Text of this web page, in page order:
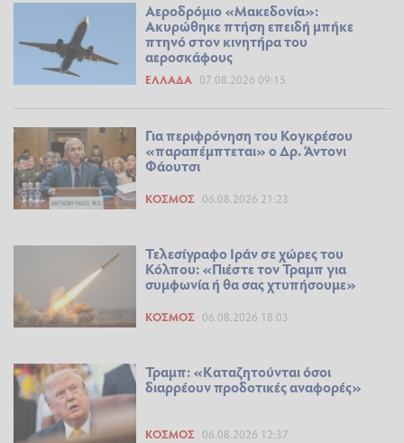
Αεροδρόμιο «Μακεδονία»:
Ακυρώθηκε πτήση επειδή μπήκε
πτηνό στον κινητήρα του
αεροσκάφους
ΕΛΛΆΔΑ 07.08.2026 09:15
Για περιφρόνηση του Κογκρέσου
«παραπέμπτεται» ο Δρ. Άντονι
Φάουτσι
ΚΌΣΜΟΣ 06.08.2026 21:23
Τελεσίγραφο Ιράν σε χώρες του
Κόλπου: «Πιέστε τον Τραμπ για
συμφωνία ή θα σας χτυπήσουμε»
ΚΌΣΜΟΣ 06.08.2026 18:03
Τραμπ: «Καταζητούνται όσοι
διαρρέουν προδοτικές αναφορές»
ΚΌΣΜΟΣ 06.08.2026 12:37